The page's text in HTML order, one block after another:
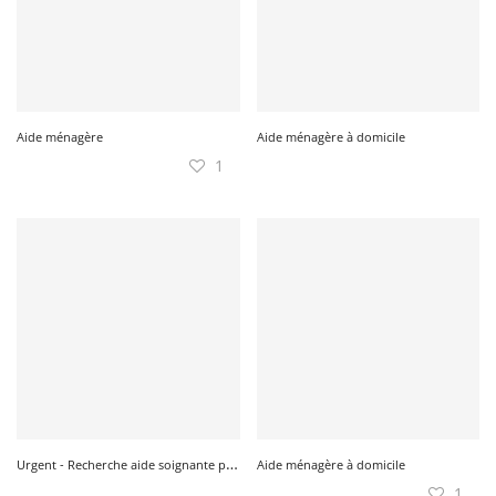
Aide ménagère
1
Aide ménagère à domicile
U
rgent - Recherche aide soignante pour personne âgée pour mois de avril et juillet 2026 Aide ménagère à domicile